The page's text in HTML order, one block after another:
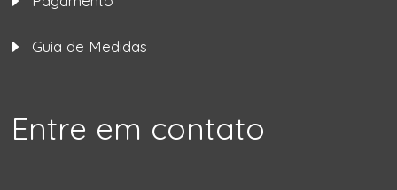
Guia de Medidas
Entre em contato